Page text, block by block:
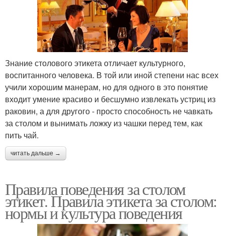
Знание столового этикета отличает культурного,
воспитанного человека. В той или иной степени нас всех
учили хорошим манерам, но для одного в это понятие
входит умение красиво и бесшумно извлекать устриц из
раковин, а для другого - просто способность не чавкать
за столом и вынимать ложку из чашки перед тем, как
пить чай.
читать дальше →
Правила поведения за столом
этикет. Правила этикета за столом:
нормы и культура поведения